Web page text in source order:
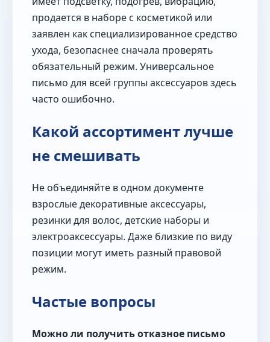
продается в наборе с косметикой или
заявлен как специализированное средство
ухода, безопаснее сначала проверять
обязательный режим. Универсальное
письмо для всей группы аксессуаров здесь
часто ошибочно.
Какой ассортимент лучше
не смешивать
Не объединяйте в одном документе
взрослые декоративные аксессуары,
резинки для волос, детские наборы и
электроаксессуары. Даже близкие по виду
позиции могут иметь разный правовой
режим.
Частые вопросы
Можно ли получить отказное письмо